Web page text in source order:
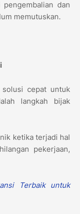
dan
memutuskan.
solusi cepat untuk
langkah bijak
ketika terjadi hal
pekerjaan,
Terbaik untuk